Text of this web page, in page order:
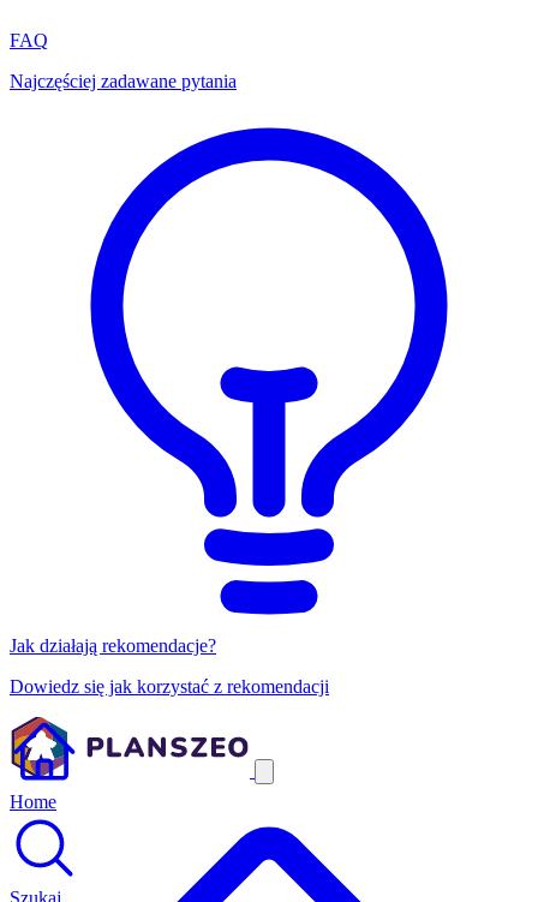
FAQ
Najczęściej zadawane pytania
Jak działają rekomendacje?
Dowiedz się jak korzystać z rekomendacji
Home
Szukaj